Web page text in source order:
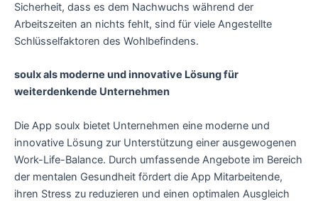
Sicherheit, dass es dem Nachwuchs während der
Arbeitszeiten an nichts fehlt, sind für viele Angestellte
Schlüsselfaktoren des Wohlbefindens.
soulx als moderne und innovative Lösung für
weiterdenkende Unternehmen
Die App soulx bietet Unternehmen eine moderne und
innovative Lösung zur Unterstützung einer ausgewogenen
Work-Life-Balance. Durch umfassende Angebote im Bereich
der mentalen Gesundheit fördert die App Mitarbeitende,
ihren Stress zu reduzieren und einen optimalen Ausgleich